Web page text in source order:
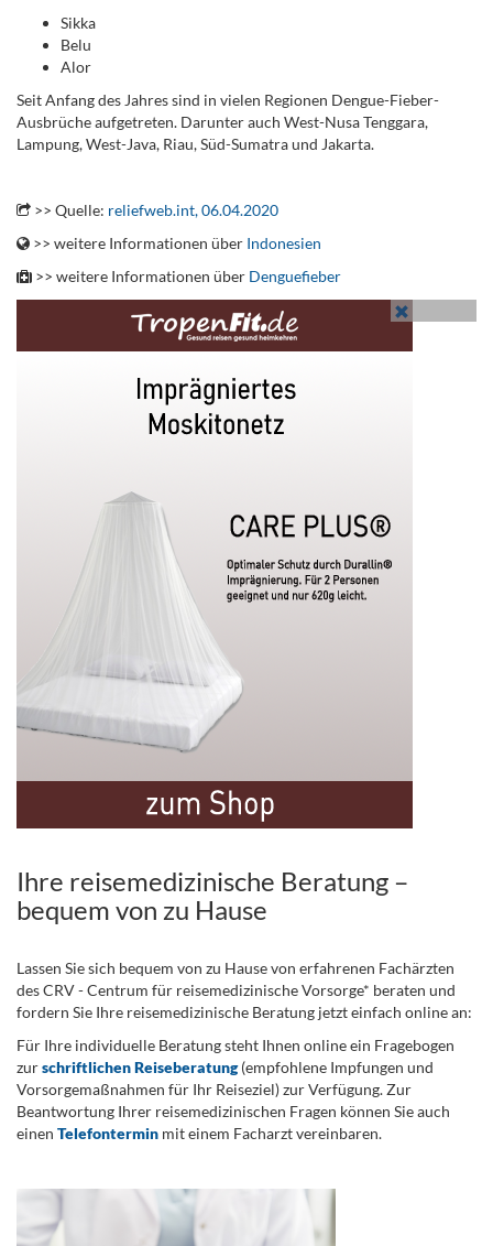
Sikka
Belu
Alor
Seit Anfang des Jahres sind in vielen Regionen Dengue-Fieber-
Ausbrüche aufgetreten. Darunter auch West-Nusa Tenggara,
Lampung, West-Java, Riau, Süd-Sumatra und Jakarta.
>> Quelle: reliefweb.int, 06.04.2020
>> weitere Informationen über Indonesien
>> weitere Informationen über Denguefieber
Ihre reisemedizinische Beratung –
bequem von zu Hause
Lassen Sie sich bequem von zu Hause von erfahrenen Fachärzten
des CRV - Centrum für reisemedizinische Vorsorge* beraten und
fordern Sie Ihre reisemedizinische Beratung jetzt einfach online an:
Für Ihre individuelle Beratung steht Ihnen online ein Fragebogen
zurschriftlichen Reiseberatung(empfohlene Impfungen und
Vorsorgemaßnahmen für Ihr Reiseziel) zur Verfügung. Zur
Beantwortung Ihrer reisemedizinischen Fragen können Sie auch
einen Telefontermin mit einem Facharzt vereinbaren.